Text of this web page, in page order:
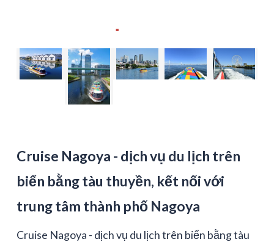
Cruise Nagoya - dịch vụ du lịch trên
biển bằng tàu thuyền, kết nối với
trung tâm thành phố Nagoya
Cruise Nagoya - dịch vụ du lịch trên biển bằng tàu